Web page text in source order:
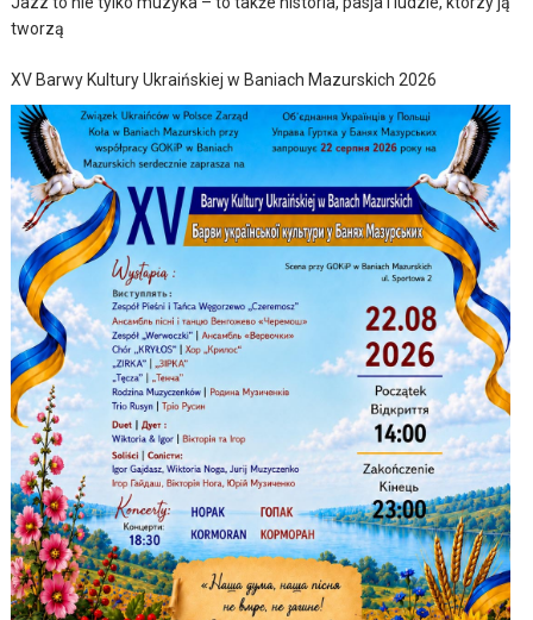
tworzą
XV Barwy Kultury Ukraińskiej w Baniach Mazurskich 2026